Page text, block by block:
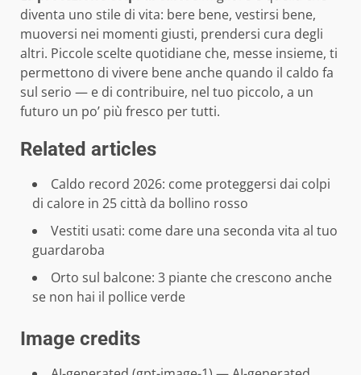
diventa uno stile di vita: bere bene, vestirsi bene,
muoversi nei momenti giusti, prendersi cura degli
altri. Piccole scelte quotidiane che, messe insieme, ti
permettono di vivere bene anche quando il caldo fa
sul serio — e di contribuire, nel tuo piccolo, a un
futuro un po’ più fresco per tutti.
Related articles
Caldo record 2026: come proteggersi dai colpi
di calore in 25 città da bollino rosso
Vestiti usati: come dare una seconda vita al tuo
guardaroba
Orto sul balcone: 3 piante che crescono anche
se non hai il pollice verde
Image credits